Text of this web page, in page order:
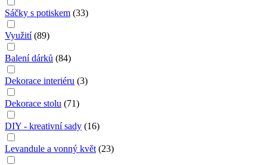
Sáčky s potiskem (33)
Využití (89)
Balení dárků (84)
Dekorace interiéru (3)
Dekorace stolu (71)
DIY - kreativní sady (16)
Levandule a vonný květ (23)